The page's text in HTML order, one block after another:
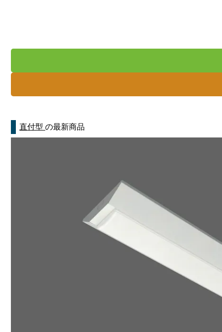
直付型の最新商品